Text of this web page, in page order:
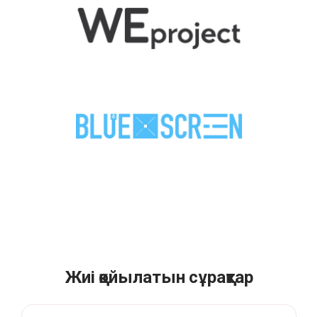
Жиі қойылатын сұрақтар